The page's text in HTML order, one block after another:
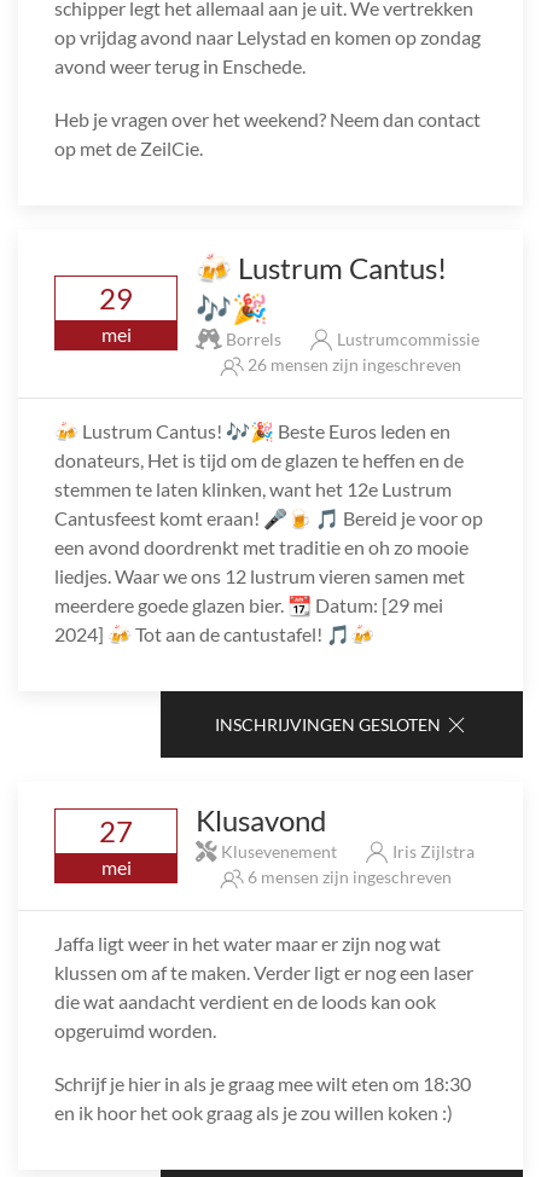
schipper legt het allemaal aan je uit. We vertrekken
op vrijdag avond naar Lelystad en komen op zondag
avond weer terug in Enschede.
Heb je vragen over het weekend? Neem dan contact
op met de ZeilCie.
29
mei
🍻 Lustrum Cantus!
🎶🎉
Borrels
Lustrumcommissie
26 mensen zijn ingeschreven
🍻 Lustrum Cantus! 🎶🎉 Beste Euros leden en
donateurs, Het is tijd om de glazen te heffen en de
stemmen te laten klinken, want het 12e Lustrum
Cantusfeest komt eraan! 🎤🍺 🎵 Bereid je voor op
een avond doordrenkt met traditie en oh zo mooie
liedjes. Waar we ons 12 lustrum vieren samen met
meerdere goede glazen bier. 📆 Datum: [29 mei
2024] 🍻 Tot aan de cantustafel! 🎵🍻
INSCHRIJVINGEN GESLOTEN
27
mei
Klusavond
Klusevenement
Iris Zijlstra
6 mensen zijn ingeschreven
Jaffa ligt weer in het water maar er zijn nog wat
klussen om af te maken. Verder ligt er nog een laser
die wat aandacht verdient en de loods kan ook
opgeruimd worden.
Schrijf je hier in als je graag mee wilt eten om 18:30
en ik hoor het ook graag als je zou willen koken :)